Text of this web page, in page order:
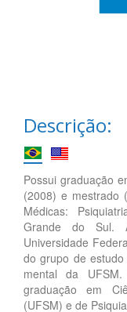
Descrição:
Possui graduação
(2008) e mestrado
Médicas:
Grande do Sul.
Universidade
do grupo de
mental da
graduação em
(UFSM) e de